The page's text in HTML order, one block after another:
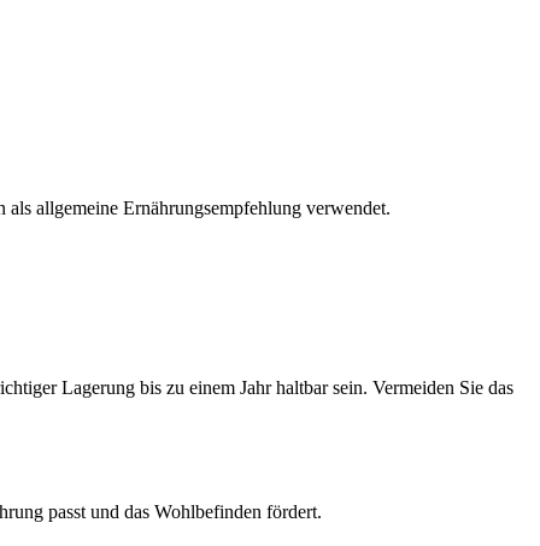
allgemeine Ernährungsempfehlung verwendet.
Lagerung bis zu einem Jahr haltbar sein. Vermeiden Sie das
passt und das Wohlbefinden fördert.